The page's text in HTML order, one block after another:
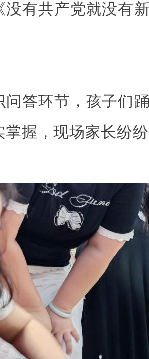
没有共产党就没有
问答环节，孩子们
掌握，现场家长纷